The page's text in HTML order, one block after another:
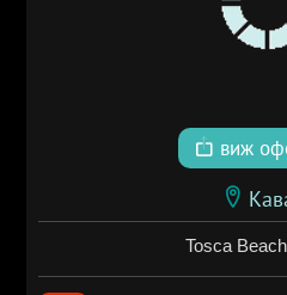
виж
Tosca